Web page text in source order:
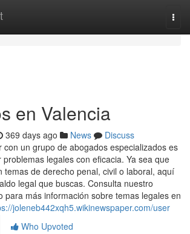
en Valencia
369 days ago News
Discuss
con un grupo de abogados especializados es
legales con eficacia. Ya sea que
temas de derecho penal, civil o laboral, aquí
legal que buscas. Consulta nuestro
para más información sobre temas legales en
joleneb442xqh5.wikinewspaper.com/user
Who Upvoted